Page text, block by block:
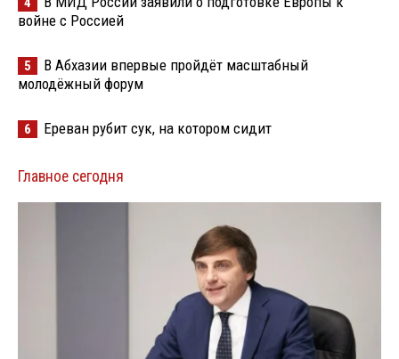
войне с Россией
5
В Абхазии впервые пройдёт масштабный
молодёжный форум
6 Ереван рубит сук, на котором сидит
Главное сегодня